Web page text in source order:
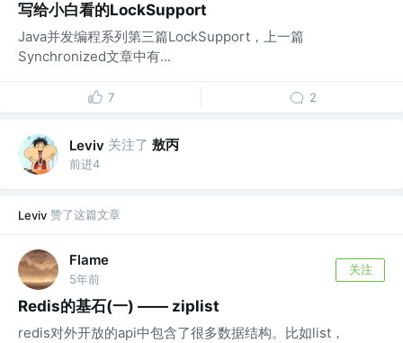
写给小白看的LockSupport
Java并发编程系列第三篇LockSupport，上一篇
Synchronized文章中有...
7 2
Leviv 关注了 敖丙
前进4
Leviv 赞了这篇文章
Flame
5年前
关注
Redis的基石(一) —— ziplist
redis对外开放的api中包含了很多数据结构。比如list，